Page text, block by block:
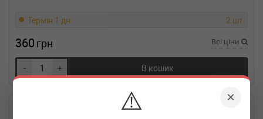
×
⚠️
Термін 1 дн. 2 шт.
360 грн Всі ціни
- + В кошик